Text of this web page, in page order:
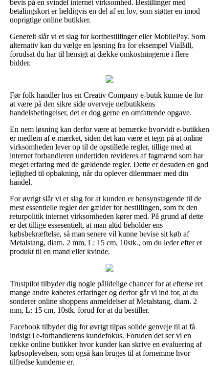
bevis på en svindel internet virksomhed. Bestillinger med
betalingskort er heldigvis en del af en lov, som støtter en imod
uoprigtige online butikker.
Generelt slår vi et slag for kortbestillinger eller MobilePay. Som
alternativ kan du vælge en løsning fra for eksempel ViaBill,
forudsat du har til hensigt at dække omkostningerne i flere
bidder.
Før folk handler hos en Creativ Company e-butik kunne de for
at være på den sikre side overveje netbutikkens
handelsbetingelser, det er dog gerne en omfattende opgave.
En nem løsning kan derfor være at bemærke hvorvidt e-butikken
er medlem af e-mærket, siden det kan være et tegn på at online
virksomheden lever op til de opstillede regler, tillige med at
internet forhandleren undertiden revideres af fagmænd som har
meget erfaring med de gældende regler. Dette er desuden en god
lejlighed til opbakning, når du oplever dilemmaer med din
handel.
For øvrigt slår vi et slag for at kunden er hensynstagende til de
mest essentielle regler der gælder for bestillingen, som fx den
returpolitik internet virksomheden kører med. På grund af dette
er det tillige essesentielt, at man altid beholder ens
købsbekræftelse, så man senere vil kunne bevise sit køb af
Metalstang, diam. 2 mm, L: 15 cm, 10stk., om du leder efter et
produkt til en mand eller kvinde.
Trustpilot tilbyder dig nogle pålidelige chancer for at efterse ret
mange andre køberes erfaringer og derfor går vi ind for, at du
sonderer online shoppens anmeldelser af Metalstang, diam. 2
mm, L: 15 cm, 10stk. forud for at du bestiller.
Facebook tilbyder dig for øvrigt tilpas solide genveje til at få
indsigt i e-forhandlerens kundefokus. Foruden det ser vi en
række online butikker hvor kunder kan skrive en evaluering af
købsoplevelsen, som også kan bruges til at fornemme hvor
tilfredse kunderne er.